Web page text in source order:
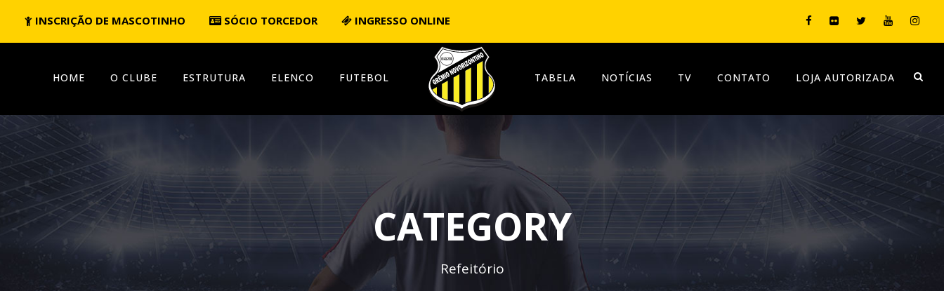
INSCRIÇÃO DE MASCOTINHO SÓCIO TORCEDOR INGRESSO ONLINE
HOME O CLUBE ESTRUTURA ELENCO FUTEBOL TABELA NOTÍCIAS TV CONTATO LOJA AUTORIZADA
CATEGORY
Refeitório